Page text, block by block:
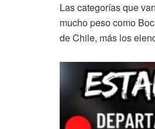
Las categorías que
mucho peso como
de Chile, más los